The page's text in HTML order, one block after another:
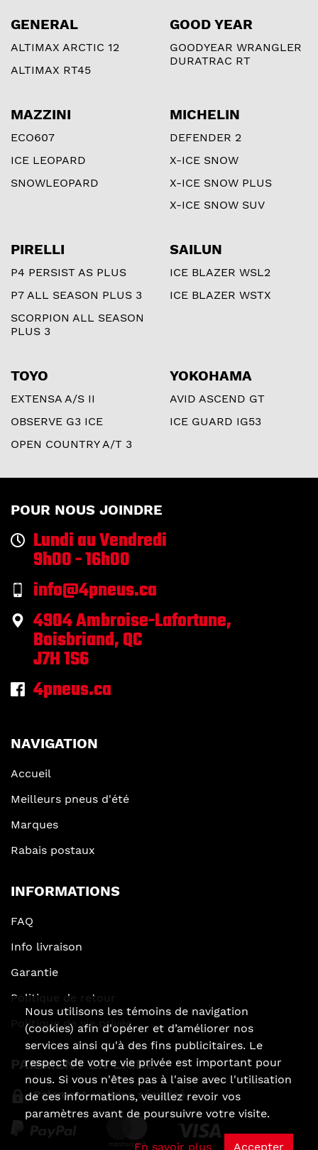
GENERAL
ALTIMAX ARCTIC 12
ALTIMAX RT45
GOOD YEAR
GOODYEAR WRANGLER
DURATRAC RT
MAZZINI
ECO607
ICE LEOPARD
SNOWLEOPARD
MICHELIN
DEFENDER 2
X-ICE SNOW
X-ICE SNOW PLUS
X-ICE SNOW SUV
PIRELLI
P4 PERSIST AS PLUS
P7 ALL SEASON PLUS 3
SCORPION ALL SEASON
PLUS 3
SAILUN
ICE BLAZER WSL2
ICE BLAZER WSTX
TOYO
EXTENSA A/S II
OBSERVE G3 ICE
OPEN COUNTRY A/T 3
YOKOHAMA
AVID ASCEND GT
ICE GUARD IG53
POUR NOUS JOINDRE
Lundi au Vendredi
9h00 - 16h00
info@4pneus.ca
4904 Ambroise-Lafortune,
Boisbriand, QC
J7H 1S6
4pneus.ca
NAVIGATION
Accueil
Meilleurs pneus d'été
Marques
Rabais postaux
INFORMATIONS
FAQ
Info livraison
Garantie
Politique de retour
Politique de vie privée
PAIEMENT EN LIGNE
Paiement en ligne sécurisé
Nous utilisons les témoins de navigation
(cookies) afin d'opérer et d’améliorer nos
services ainsi qu'à des fins publicitaires. Le
respect de votre vie privée est important pour
nous. Si vous n'êtes pas à l'aise avec l'utilisation
de ces informations, veuillez revoir vos
paramètres avant de poursuivre votre visite.
En savoir plus Accepter